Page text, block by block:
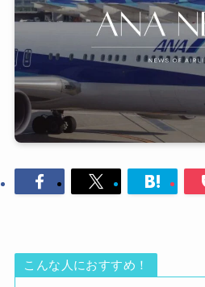
こんな人におすすめ！